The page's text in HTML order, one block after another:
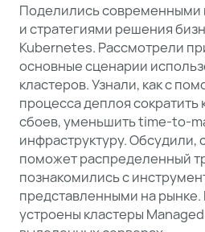
Поделились современными
и стратегиями решения
Kubernetes. Рассмотрели
основные сценарии
кластеров. Узнали, как с
процесса деплоя
сбоев, уменьшить time-to-
инфраструктуру.
поможет распределенный
познакомились с
представленными на рынке.
устроены кластеры